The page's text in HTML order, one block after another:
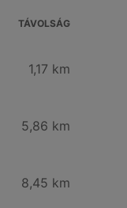
TÁVOLSÁG
1,17 km
5,86 km
8,45 km